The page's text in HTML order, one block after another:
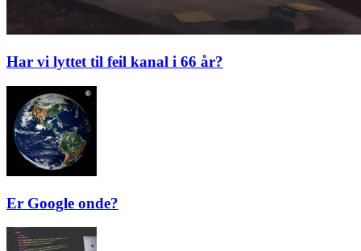
Har vi lyttet til feil kanal i 66 år?
Er Google onde?